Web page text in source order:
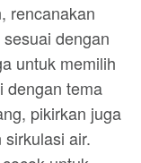
rencanakan
dengan
untuk memilih
dengan tema
pikirkan juga
air.